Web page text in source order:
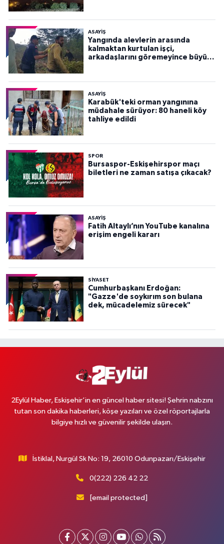
ASAYİŞ
Yangında alevlerin arasında
kalmaktan kurtulan işçi,
arkadaşlarını göremeyince büyük
ASAYİŞ
Karabük'teki orman yangınına
müdahale sürüyor: 80 haneli köy
tahliye edildi
SPOR
Bursaspor-Eskişehirspor maçı
biletleri ne zaman satışa çıkacak?
ASAYİŞ
Fatih Altaylı’nın YouTube kanalına
erişim engeli kararı
SİYASET
Cumhurbaşkanı Erdoğan:
"Gazze'de soykırım son bulana
dek, mücadelemiz sürecek"
2Eylül Haber, Eskişehir’in en güncel haber sitesi! Şehrin nabzını
tutan son dakika haberleri, köşe yazıları ve özel röportajlarla
bilgiye hızlı ve güvenilir şekilde ulaşın.
İstiklal, Nurgül Sk No: 19, 26010 Odunpazarı/Eskişehir
0(222) 226 42 22
[email protected]